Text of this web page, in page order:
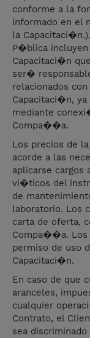
conforme a la
informado en el
la
P�blica
Capacitaci�n
ser�
relacionados
Capacitaci�n,
mediante
Compa��a.
Los precios de
acorde a las
aplicarse cargos
vi�ticos del
de
laboratorio. Los
carta de oferta,
Compa��a.
permiso de uso
Capacitaci�n.
En caso de que
aranceles,
cualquier
Contrato, el
sea